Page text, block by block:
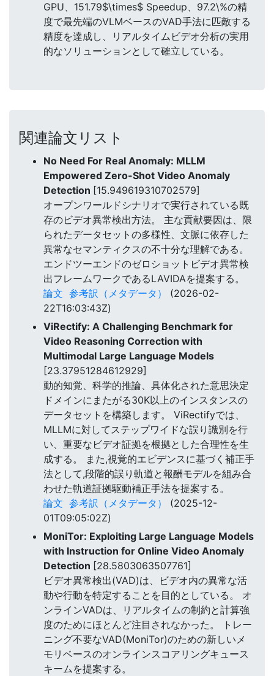
GPU、151.79$\times$ Speedup、97.2\%の精
度で最先端のVLMベースのVAD手法に匹敵する
精度を達成し、リアルタイムビデオ分析の実用
的なソリューションとして確立している。
関連論文リスト
No Need For Real Anomaly: MLLM
Empowered Zero-Shot Video Anomaly
Detection [15.949619310702579]
オープンワールドシナリオで実行されている既
存のビデオ異常検出方法。 主な貢献要因は、限
られたデータセットの多様性、文脈に依存した
異常なセマンティクスの不十分な理解である。
エンドツーエンドのゼロショットビデオ異常検
出フレームワークであるLAVIDAを提案する。
論文 参考訳（メタデータ）
(2026-02-
22T16:03:43Z)
ViRectify: A Challenging Benchmark for
Video Reasoning Correction with
Multimodal Large Language Models
[23.37951284612929]
動的知覚、科学的推論、具体化された意思決定
ドメインにまたがる30K以上のインスタンスの
データセットを構築します。 ViRectifyでは、
MLLMに対してステップワイドな誤り識別を行
い、重要なビデオ証拠を根拠とした合理性を生
成する。 また,視覚的エビデンスに基づく補正手
法として,段階的誤り軌道と報酬モデルを組み合
わせた軌道証拠駆動補正手法を提案する。
論文 参考訳（メタデータ）
(2025-12-
01T09:05:02Z)
MoniTor: Exploiting Large Language Models
with Instruction for Online Video Anomaly
Detection [28.5803063507761]
ビデオ異常検出(VAD)は、ビデオ内の異常な活
動や行動を特定することを目的としている。 オ
ンラインVADは、リアルタイムの制約と計算強
度のためにほとんど注目されなかった。 トレー
ニング不要なVAD(MoniTor)のための新しいメ
モリベースのオンラインスコアリングキュース
キームを提案する。